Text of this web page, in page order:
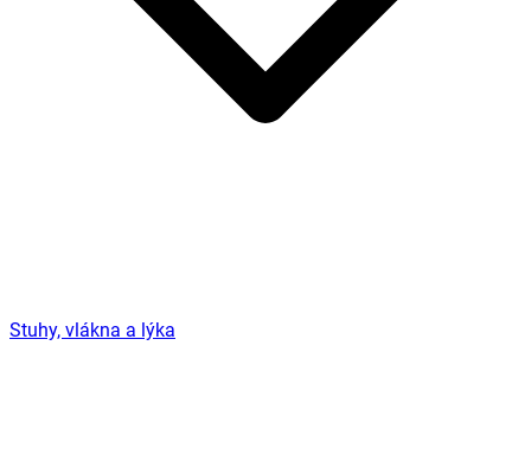
Stuhy, vlákna a lýka